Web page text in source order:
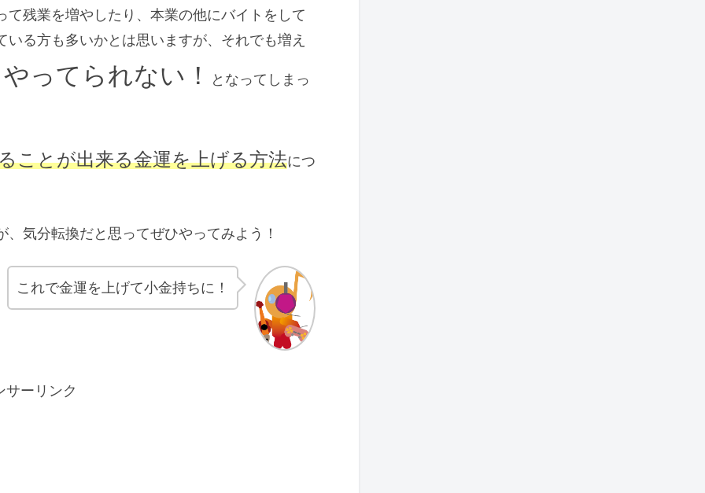
残業を増やしたり、本業の他にバイトをして
る方も多いかとは思いますが、それでも増え
ってられない！ となってしまっ
ことが出来る金運を上げる方法につ
気分転換だと思ってぜひやってみよう！
これで金運を上げて小金持ちに！
サーリンク